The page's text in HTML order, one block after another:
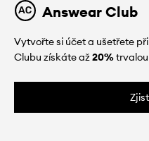
Answear Club
Vytvořte si účet a ušetřete
Clubu získáte až20%